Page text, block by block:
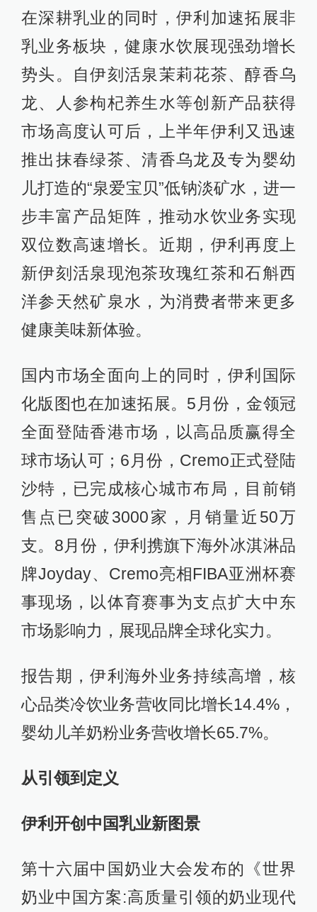
在深耕乳业的同时，伊利加速拓展非
乳业务板块，健康水饮展现强劲增长
势头。自伊刻活泉茉莉花茶、醇香乌
龙、人参枸杞养生水等创新产品获得
市场高度认可后，上半年伊利又迅速
推出抹春绿茶、清香乌龙及专为婴幼
儿打造的“泉爱宝贝”低钠淡矿水，进一
步丰富产品矩阵，推动水饮业务实现
双位数高速增长。近期，伊利再度上
新伊刻活泉现泡茶玫瑰红茶和石斛西
洋参天然矿泉水，为消费者带来更多
健康美味新体验。
国内市场全面向上的同时，伊利国际
化版图也在加速拓展。5月份，金领冠
全面登陆香港市场，以高品质赢得全
球市场认可；6月份，Cremo正式登陆
沙特，已完成核心城市布局，目前销
售点已突破3000家，月销量近50万
支。8月份，伊利携旗下海外冰淇淋品
牌Joyday、Cremo亮相FIBA亚洲杯赛
事现场，以体育赛事为支点扩大中东
市场影响力，展现品牌全球化实力。
报告期，伊利海外业务持续高增，核
心品类冷饮业务营收同比增长14.4%，
婴幼儿羊奶粉业务营收增长65.7%。
从引领到定义
伊利开创中国乳业新图景
第十六届中国奶业大会发布的《世界
奶业中国方案:高质量引领的奶业现代